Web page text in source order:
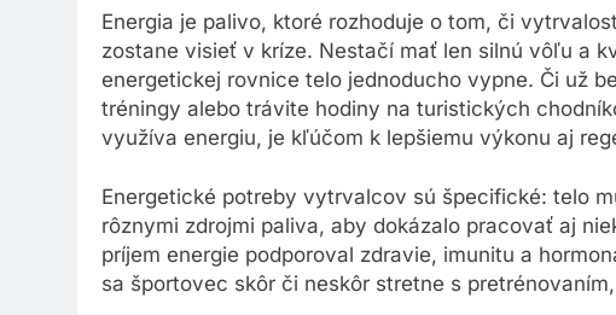
Energia je palivo, ktoré rozhoduje o tom, či
zostane visieť v kríze. Nestačí mať len silnú vôľu a
energetickej rovnice telo jednoducho vypne. Či už
tréningy alebo trávite hodiny na turistických
využíva energiu, je kľúčom k lepšiemu výkonu aj
Energetické potreby vytrvalcov sú špecifické: telo
rôznymi zdrojmi paliva, aby dokázalo pracovať aj
príjem energie podporoval zdravie, imunitu a
sa športovec skôr či neskôr stretne s